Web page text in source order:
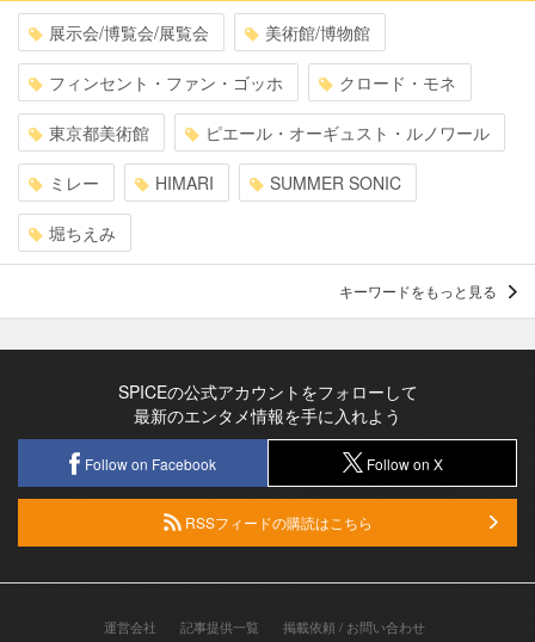
展示会/博覧会/展覧会 美術館/博物館
フィンセント・ファン・ゴッホ クロード・モネ
東京都美術館 ピエール・オーギュスト・ルノワール
ミレー HIMARI SUMMER SONIC
堀ちえみ
キーワードをもっと見る
SPICEの公式アカウントをフォローして
最新のエンタメ情報を手に入れよう
Follow on Facebook Follow on X
RSSフィードの購読はこちら
運営会社 記事提供一覧 掲載依頼 / お問い合わせ